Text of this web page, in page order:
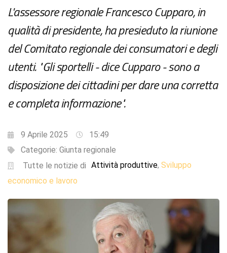
L'assessore regionale Francesco Cupparo, in
qualità di presidente, ha presieduto la riunione
del Comitato regionale dei consumatori e degli
utenti. "Gli sportelli - dice Cupparo - sono a
disposizione dei cittadini per dare una corretta
e completa informazione".
9 Aprile 2025
15:49
Categorie: Giunta regionale
Tutte le notizie di Attività produttive, Sviluppo
economico e lavoro